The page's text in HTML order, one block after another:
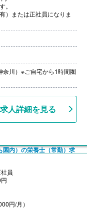
。
）または正社員になりま
の場合
の場合
円
討します。
※前年度実績、経験によ
川）※ご自宅から1時間圏
求人詳細を見る
内）の栄養士（常勤）求
員
円/月）